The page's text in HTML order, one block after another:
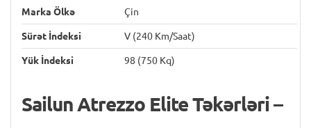
Marka Ölkə Çin
Sürət İndeksi V (240 Km/saat)
Yük İndeksi 98 (750 Kq)
Sailun Atrezzo Elite Təkərləri –